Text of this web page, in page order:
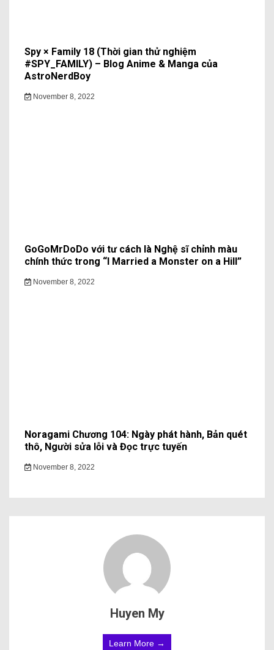
Spy × Family 18 (Thời gian thử nghiệm
#SPY_FAMILY) – Blog Anime & Manga của
AstroNerdBoy
November 8, 2022
GoGoMrDoDo với tư cách là Nghệ sĩ chỉnh màu
chính thức trong “I Married a Monster on a Hill”
November 8, 2022
Noragami Chương 104: Ngày phát hành, Bản quét
thô, Người sửa lỗi và Đọc trực tuyến
November 8, 2022
Huyen My
Learn More →